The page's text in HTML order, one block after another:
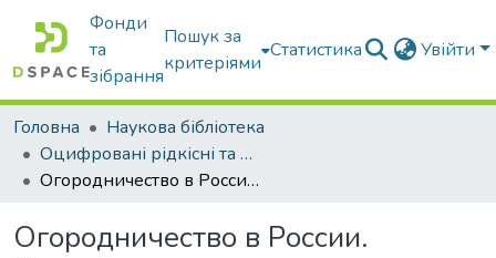
Фонди
та
зібрання
Пошук за
критеріями
Статистика Увійти
Головна
Наукова бібліотека
Оцифровані рідкісні та цінні видання з фонду наукової бібліотеки
Огородничество в России. Материалы и исследования
Огородничество в России.